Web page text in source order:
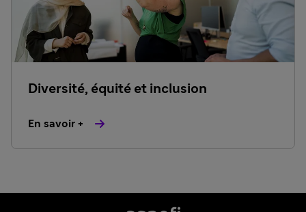
Diversité, équité et inclusion
En savoir +